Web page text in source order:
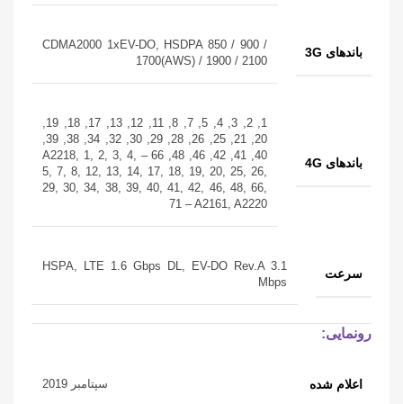
باندهای 3G
CDMA2000 1xEV-DO, HSDPA 850 / 900 /
1700(AWS) / 1900 / 2100
باندهای 4G
40, 41, 42, 46, 48, 66 – A2218, 1, 2, 3, 4,
5, 7, 8, 12, 13, 14, 17, 18, 19, 20, 25, 26,
29, 30, 34, 38, 39, 40, 41, 42, 46, 48, 66,
71 – A2161, A2220
سرعت
HSPA, LTE 1.6 Gbps DL, EV-DO Rev.A 3.1
Mbps
رونمایی:
اعلام شده سپتامبر 2019